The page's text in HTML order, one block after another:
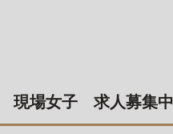
場女子 求人募集中